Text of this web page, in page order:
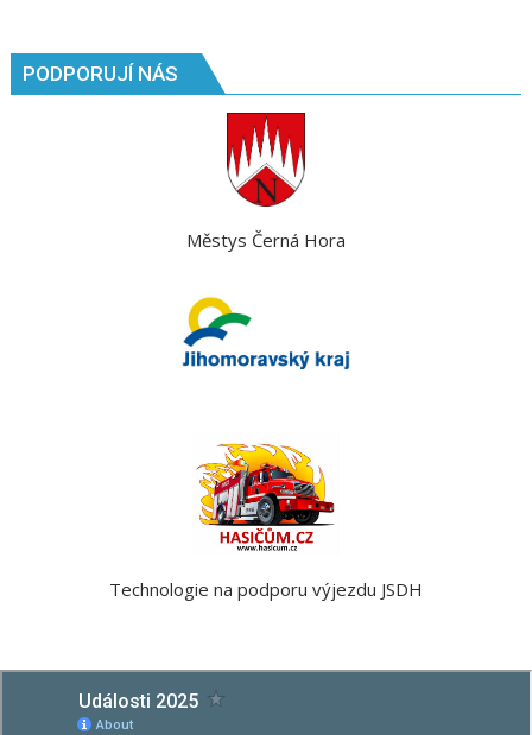
PODPORUJÍ NÁS
Městys Černá Hora
Technologie na podporu výjezdu JSDH